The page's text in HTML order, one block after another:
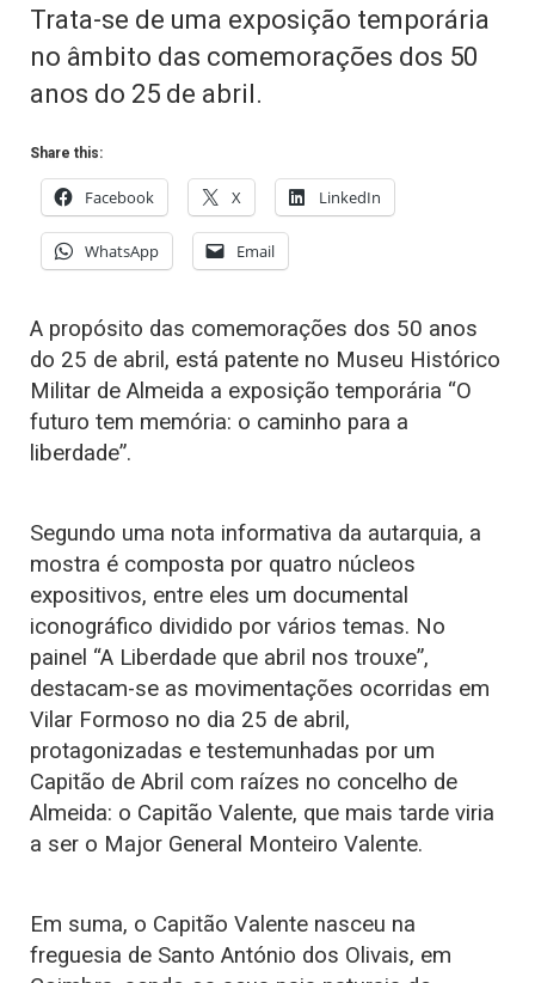
Trata-se de uma exposição temporária
no âmbito das comemorações dos 50
anos do 25 de abril.
Share this:
Facebook X LinkedIn
WhatsApp Email
A propósito das comemorações dos 50 anos
do 25 de abril, está patente no Museu Histórico
Militar de Almeida a exposição temporária “O
futuro tem memória: o caminho para a
liberdade”.
Segundo uma nota informativa da autarquia, a
mostra é composta por quatro núcleos
expositivos, entre eles um documental
iconográfico dividido por vários temas. No
painel “A Liberdade que abril nos trouxe”,
destacam-se as movimentações ocorridas em
Vilar Formoso no dia 25 de abril,
protagonizadas e testemunhadas por um
Capitão de Abril com raízes no concelho de
Almeida: o Capitão Valente, que mais tarde viria
a ser o Major General Monteiro Valente.
Em suma, o Capitão Valente nasceu na
freguesia de Santo António dos Olivais, em